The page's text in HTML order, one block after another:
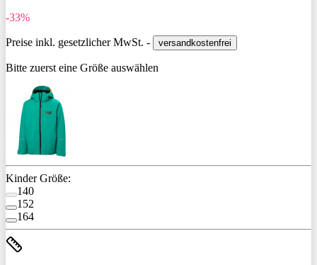
-33%
Preise inkl. gesetzlicher MwSt. - versandkostenfrei
Bitte zuerst eine Größe auswählen
Kinder Größe:
140
152
164